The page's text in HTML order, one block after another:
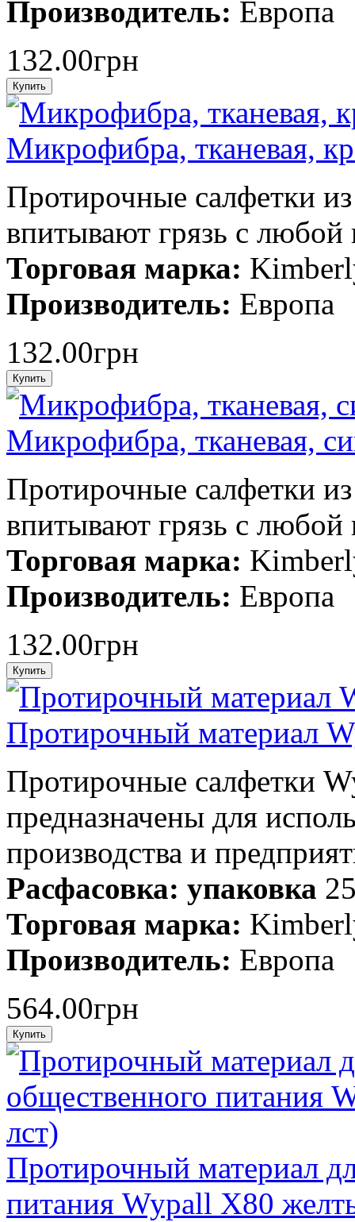
Производитель: Европа
132.00грн
Микрофибра, тканевая,
Протирочные салфетки
впитывают грязь с любой
Торговая марка:
Производитель: Европа
132.00грн
Микрофибра, тканевая,
Протирочные салфетки
впитывают грязь с любой
Торговая марка:
Производитель: Европа
132.00грн
Протирочный материал
Протирочные салфетки
предназначены для
производства и
Расфасовка: упаковка
Торговая марка:
Производитель: Европа
564.00грн
Протирочный материал
питания Wypall X80